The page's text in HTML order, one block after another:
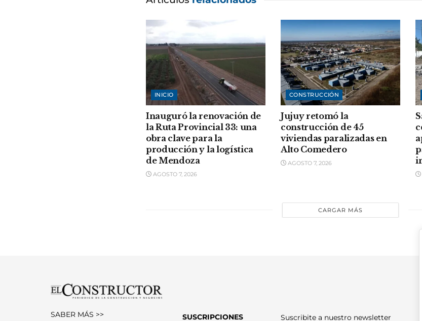
INICIO
Inauguró la renovación de
la Ruta Provincial 33: una
obra clave para la
producción y la logística
de Mendoza
AGOSTO 7, 2026
CONSTRUCCIÓN
Jujuy retomó la
construcción de 45
viviendas paralizadas en
Alto Comedero
AGOSTO 7, 2026
CARGAR MÁS
SABER MÁS >> SUSCRIPCIONES Suscribite a nuestro newsletter